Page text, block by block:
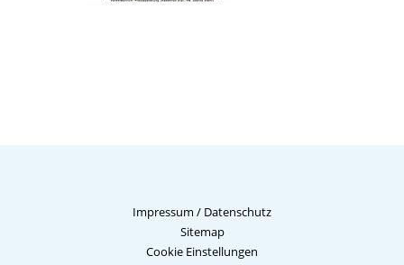
Impressum / Datenschutz
Sitemap
Cookie Einstellungen